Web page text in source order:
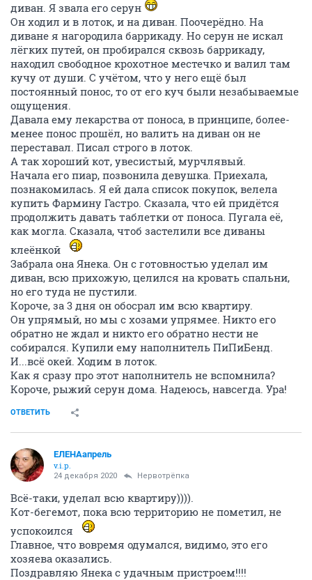
диван. Я звала его серун
Он ходил и в лоток, и на диван. Поочерёдно. На
диване я нагородила баррикаду. Но серун не искал
лёгких путей, он пробирался сквозь баррикаду,
находил свободное крохотное местечко и валил там
кучу от души. С учётом, что у него ещё был
постоянный понос, то от его куч были незабываемые
ощущения.
Давала ему лекарства от поноса, в принципе, более-
менее понос прошёл, но валить на диван он не
переставал. Писал строго в лоток.
А так хороший кот, увесистый, мурчлявый.
Начала его пиар, позвонила девушка. Приехала,
познакомилась. Я ей дала список покупок, велела
купить Фармину Гастро. Сказала, что ей придётся
продолжить давать таблетки от поноса. Пугала её,
как могла. Сказала, чтоб застелили все диваны
клеёнкой
Забрала она Янека. Он с готовностью уделал им
диван, всю прихожую, целился на кровать спальни,
но его туда не пустили.
Короче, за 3 дня он обосрал им всю квартиру.
Он упрямый, но мы с хозами упрямее. Никто его
обратно не ждал и никто его обратно нести не
собирался. Купили ему наполнитель ПиПиБенд.
И...всё окей. Ходим в лоток.
Как я сразу про этот наполнитель не вспомнила?
Короче, рыжий серун дома. Надеюсь, навсегда. Ура!
ОТВЕТИТЬ
ЕЛЕНАапрель
v.i.p.
24 декабря 2020 Нервотрёпка
Всё-таки, уделал всю квартиру)))).
Кот-бегемот, пока всю территорию не пометил, не
успокоился
Главное, что вовремя одумался, видимо, это его
хозяева оказались.
Поздравляю Янека с удачным пристроем!!!!